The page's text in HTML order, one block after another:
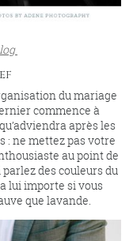
du mariage
commence à
après les
: ne mettez pas votre
au point de
des couleurs du
lui importe si vous
que lavande.